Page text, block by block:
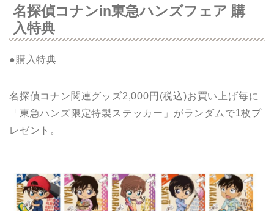
名探偵コナンin東急ハンズフェア 購
入特典
●購入特典
名探偵コナン関連グッズ2,000円(税込)お買い上げ毎に
「東急ハンズ限定特製ステッカー」がランダムで1枚プ
レゼント。